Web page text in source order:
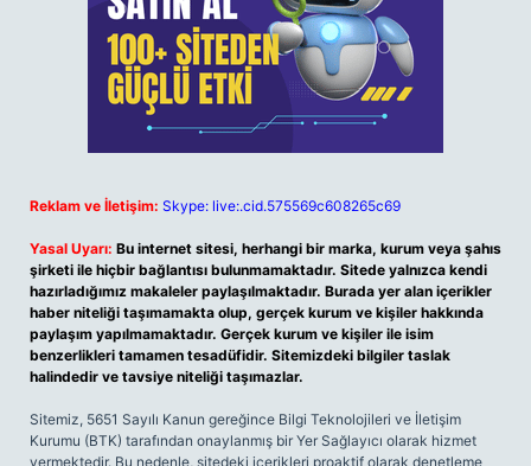
Reklam ve İletişim: Skype: live:.cid.575569c608265c69
Yasal Uyarı: Bu internet sitesi, herhangi bir marka, kurum veya şahıs
şirketi ile hiçbir bağlantısı bulunmamaktadır. Sitede yalnızca kendi
hazırladığımız makaleler paylaşılmaktadır. Burada yer alan içerikler
haber niteliği taşımamakta olup, gerçek kurum ve kişiler hakkında
paylaşım yapılmamaktadır. Gerçek kurum ve kişiler ile isim
benzerlikleri tamamen tesadüfidir. Sitemizdeki bilgiler taslak
halindedir ve tavsiye niteliği taşımazlar.
Sitemiz, 5651 Sayılı Kanun gereğince Bilgi Teknolojileri ve İletişim
Kurumu (BTK) tarafından onaylanmış bir Yer Sağlayıcı olarak hizmet
vermektedir. Bu nedenle, sitedeki içerikleri proaktif olarak denetleme